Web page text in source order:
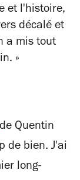
et l'histoire,
décalé et
a mis tout
»
de Quentin
de bien. J'ai
long-